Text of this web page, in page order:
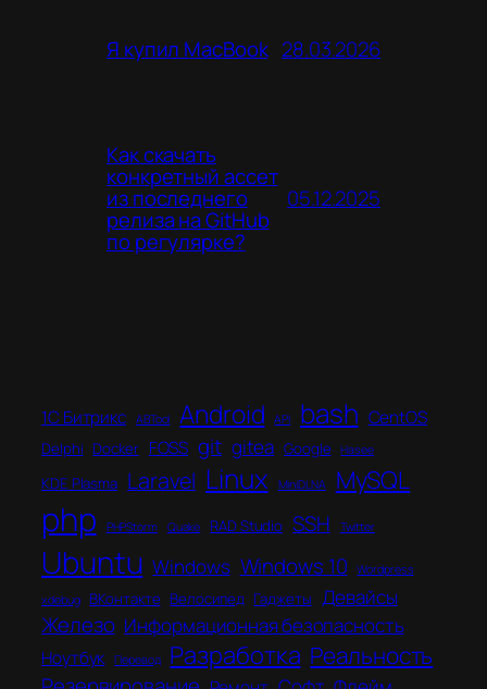
Я купил MacBook 28.03.2026
Как скачать
конкретный ассет
из последнего
релиза на GitHub
по регулярке?
05.12.2025
1C Битрикс ABTool Android API bash CentOS
Delphi Docker FOSS git gitea Google Hasee
KDE Plasma Laravel Linux MiniDLNA MySQL
php PHPStorm Quake RAD Studio SSH Twitter
Ubuntu Windows Windows 10
Wordpress
xdebug
ВКонтакте Велосипед Гаджеты Девайсы
Железо Информационная безопасность
Ноутбук Перевод Разработка Реальность